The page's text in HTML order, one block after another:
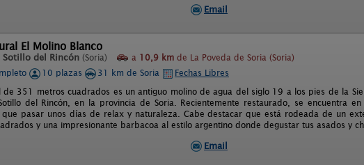
Email
El Molino Blanco
Sotillo del Rincón (Soria) a 10,9 km de La Poveda de Soria (Soria)
10 plazas 31 km de Soria
Fechas Libres
de 351 metros cuadrados es un antiguo molino de agua del siglo 19 a los pies de la
del Rincón, en la provincia de Soria. Recientemente restaurado, se encuentra
pasar unos días de relax y naturaleza. Cabe destacar que está rodeada de un
y una impresionante barbacoa al estilo argentino donde degustar tus asados y
Email